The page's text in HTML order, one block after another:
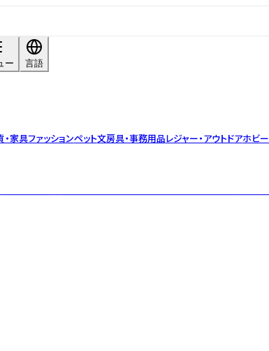
ー
言語
・家具ファッションペット文房具・事務用品レジャー・アウトドアホビー